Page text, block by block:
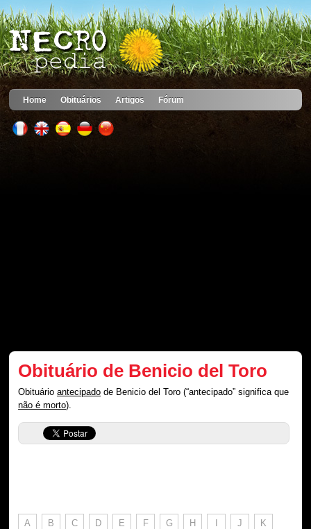
Home Obituários Artigos Fórum
Obituário de Benicio del Toro
Obituárioantecipado de Benicio del Toro (“antecipado” significa que
não é morto).
A B C D E F G H I J K